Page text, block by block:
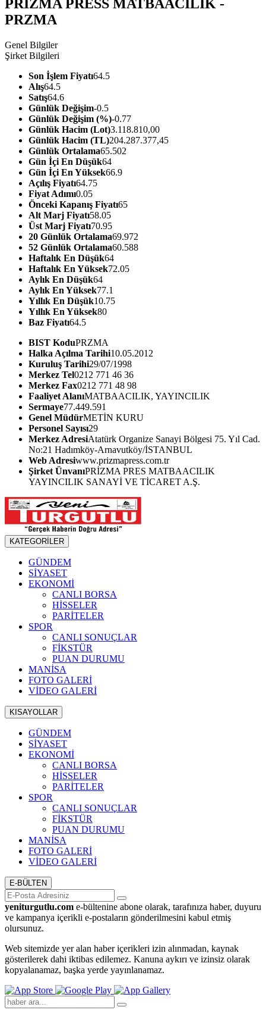
PRIZMA PRESS MATBAACILIK -
PRZMA
Genel Bilgiler
Şirket Bilgileri
Son İşlem Fiyatı64.5
Alış64.5
Satış64.6
Günlük Değişim-0.5
Günlük Değişim (%)-0.77
Günlük Hacim (Lot)3.118.810,00
Günlük Hacim (TL)204.287.377,45
Günlük Ortalama65.502
Gün İçi En Düşük64
Gün İçi En Yüksek66.9
Açılış Fiyatı64.75
Fiyat Adımı0.05
Önceki Kapanış Fiyatı65
Alt Marj Fiyatı58.05
Üst Marj Fiyatı70.95
20 Günlük Ortalama69.972
52 Günlük Ortalama60.588
Haftalık En Düşük64
Haftalık En Yüksek72.05
Aylık En Düşük64
Aylık En Yüksek77.1
Yıllık En Düşük10.75
Yıllık En Yüksek80
Baz Fiyatı64.5
BIST KoduPRZMA
Halka Açılma Tarihi10.05.2012
Kuruluş Tarihi29/07/1998
Merkez Tel0212 771 46 36
Merkez Fax0212 771 48 98
Faaliyet AlanıMATBAACILIK, YAYINCILIK
Sermaye77.449.591
Genel MüdürMETİN KURU
Personel Sayısı29
Merkez AdresiAtatürk Organize Sanayi Bölgesi 75. Yıl Cad.
No:21 Hadımköy-Arnavutköy/İSTANBUL
Web Adresiwww.prizmapress.com.tr
Şirket ÜnvanıPRİZMA PRES MATBAACILIK
YAYINCILIK SANAYİ VE TİCARET A.Ş.
KATEGORİLER
GÜNDEM
SİYASET
EKONOMİ
CANLI BORSA
HİSSELER
PARİTELER
SPOR
CANLI SONUÇLAR
FİKSTÜR
PUAN DURUMU
MANİSA
FOTO GALERİ
VİDEO GALERİ
KISAYOLLAR
GÜNDEM
SİYASET
EKONOMİ
CANLI BORSA
HİSSELER
PARİTELER
SPOR
CANLI SONUÇLAR
FİKSTÜR
PUAN DURUMU
MANİSA
FOTO GALERİ
VİDEO GALERİ
E-BÜLTEN
yeniturgutlu.com e-bültenine abone olarak, tarafınıza haber, duyuru
ve kampanya içerikli e-postaların gönderilmesini kabul etmiş
olursunuz.
Web sitemizde yer alan haber içerikleri izin alınmadan, kaynak
gösterilerek dahi iktibas edilemez. Kanuna aykırı ve izinsiz olarak
kopyalanamaz, başka yerde yayınlanamaz.